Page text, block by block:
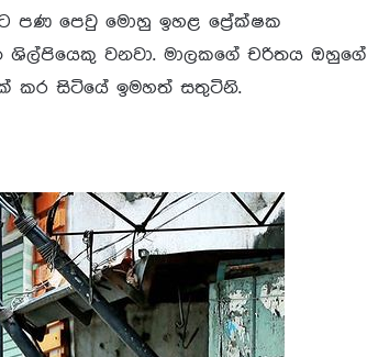
පණ පෙවු මොහු ඉහළ පේ‍්‍රක්ෂක
වනවා. මාලකගේ චරිතය ඔහුගේ
කර සිටියේ ඉමහත් සතුටිනි.